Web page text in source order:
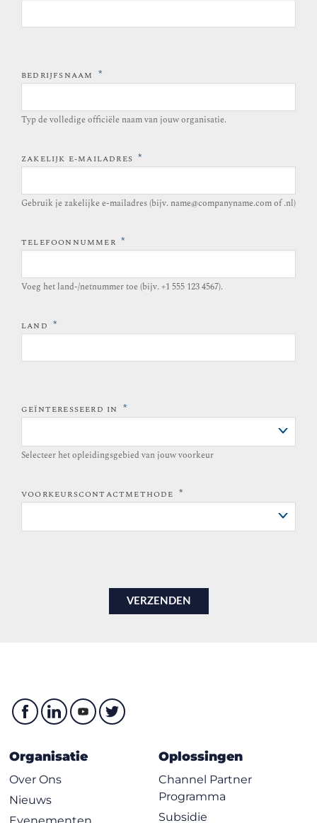
BEDRIJFSNAAM *
Typ de volledige officiële naam van jouw organisatie.
ZAKELIJK E-MAILADRES *
Gebruik je zakelijke e-mailadres (bijv. name@companyname.com of .nl)
TELEFOONNUMMER *
Voeg het land-/netnummer toe (bijv. +1 555 123 4567).
LAND *
GEÏNTERESSEERD IN *
Selecteer het opleidingsgebied van jouw voorkeur
VOORKEURSCONTACTMETHODE *
Organisatie
Over Ons
Nieuws
Oplossingen
Channel Partner
Programma
Subsidie